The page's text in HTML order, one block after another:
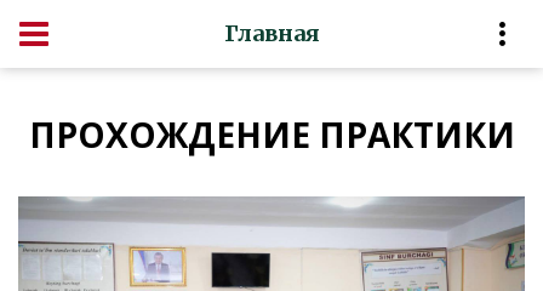
Главная
ПРОХОЖДЕНИЕ ПРАКТИКИ